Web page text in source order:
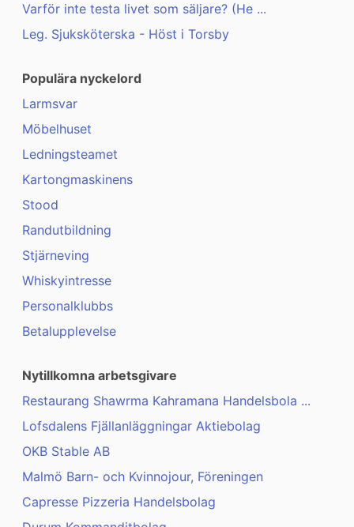
Varför inte testa livet som säljare? (He ...
Leg. Sjuksköterska - Höst i Torsby
Populära nyckelord
Larmsvar
Möbelhuset
Ledningsteamet
Kartongmaskinens
Stood
Randutbildning
Stjärneving
Whiskyintresse
Personalklubbs
Betalupplevelse
Nytillkomna arbetsgivare
Restaurang Shawrma Kahramana Handelsbola ...
Lofsdalens Fjällanläggningar Aktiebolag
OKB Stable AB
Malmö Barn- och Kvinnojour, Föreningen
Capresse Pizzeria Handelsbolag